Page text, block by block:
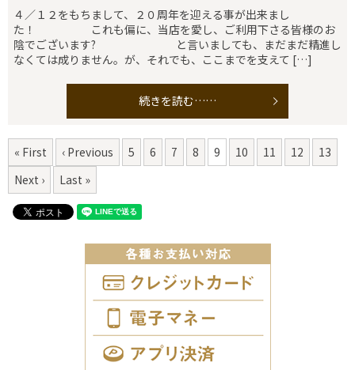
４／１２をもちまして、２０周年を迎える事が出来まし
た！ これも偏に、当店を愛し、ご利用下さる皆様のお
陰でございます? と言いましても、まだまだ精進し
なくては成りません。が、それでも、ここまでを支えて […]
続きを読む……
« First ‹ Previous 5 6 7 8 9 10 11 12
13
Next ›
Last »